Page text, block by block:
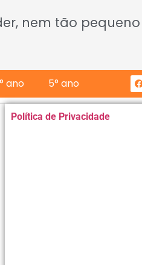
nem tão
ano 5° ano
Política de Privacidade